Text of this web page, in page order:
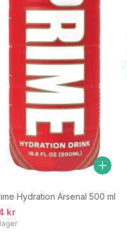
Hydration Arsenal 500 ml
kr